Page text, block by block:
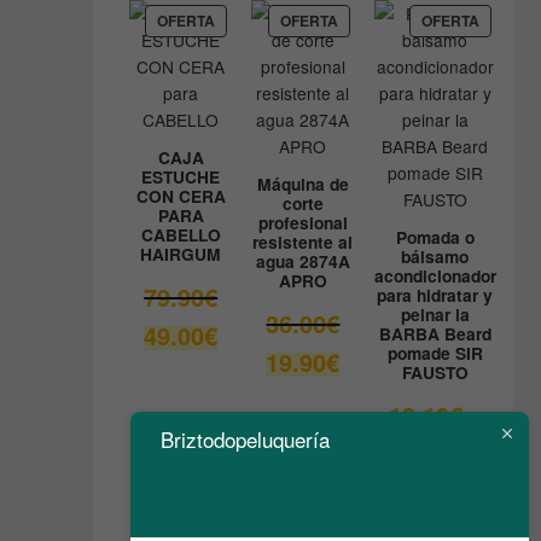
9.80€.
es:
8.90€.
OFERTA PRODUCTO
EN
OFERTA
CAJA
ESTUCHE
CON CERA
PARA
CABELLO
HAIRGUM
79.90€El
original
49.00€El
precio
es:
49.00€.
OFERTAPRODUCTO
EN
OFERTA
Máquina de
corte
profesional
resistente al
agua 2874A
APRO
36.00€El
precio
original
19.90€El
precio
actual
OFERTA
EN
OFERTA
Pomada o
bálsamo
acondicionador
para hidratar y
peinar la
BARBA Beard
pomade SIR
FAUSTO
13.10€El
precio
Briztodopeluquería